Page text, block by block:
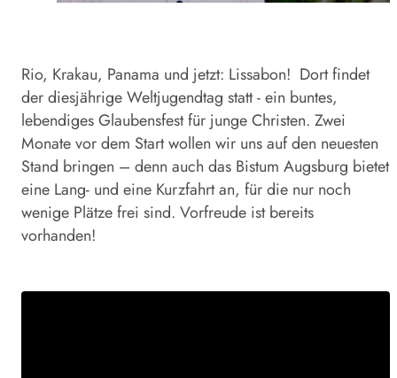
Rio, Krakau, Panama und jetzt: Lissabon! Dort findet
der diesjährige Weltjugendtag statt - ein buntes,
lebendiges Glaubensfest für junge Christen. Zwei
Monate vor dem Start wollen wir uns auf den neuesten
Stand bringen – denn auch das Bistum Augsburg bietet
eine Lang- und eine Kurzfahrt an, für die nur noch
wenige Plätze frei sind. Vorfreude ist bereits
vorhanden!